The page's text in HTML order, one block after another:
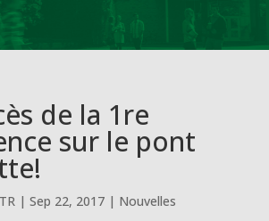
de la 1re
sur le pont
| Sep 22, 2017| Nouvelles